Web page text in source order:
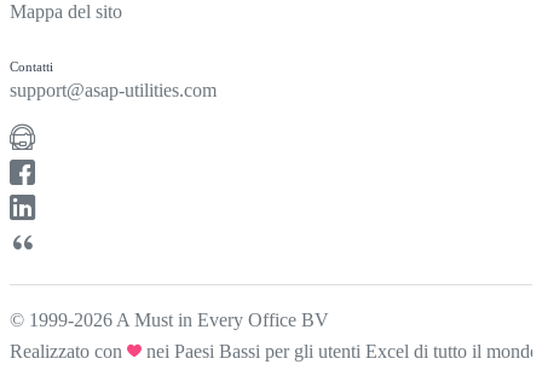
Mappa del sito
Contatti
support@asap-utilities.com
© 1999-2026 A Must in Every Office BV
Realizzato con
nei Paesi Bassi per gli utenti Excel di tutto il mondo